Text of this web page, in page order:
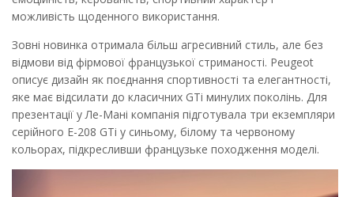
можливість щоденного використання.
Зовні новинка отримала більш агресивний стиль, але без
відмови від фірмової французької стриманості. Peugeot
описує дизайн як поєднання спортивності та елегантності,
яке має відсилати до класичних GTi минулих поколінь. Для
презентації у Ле-Мані компанія підготувала три екземпляри
серійного E-208 GTi у синьому, білому та червоному
кольорах, підкресливши французьке походження моделі.